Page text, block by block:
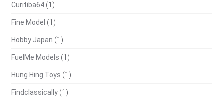
Curitiba64 (1)
Fine Model (1)
Hobby Japan (1)
FuelMe Models (1)
Hung Hing Toys (1)
Findclassically (1)